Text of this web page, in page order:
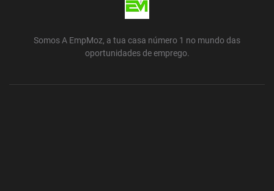
Somos A EmpMoz, a tua casa número 1 no mundo das
oportunidades de emprego.